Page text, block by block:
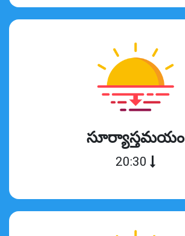
సూర్యాస్తమయం
20:30